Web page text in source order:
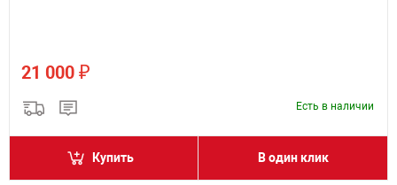
21 000 ₽
Есть в наличии
Купить В один клик